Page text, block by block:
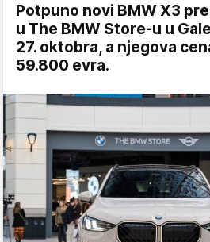
Potpuno novi BMW X3
u The BMW Store-u u
27. oktobra, a njegova
59.800 evra.